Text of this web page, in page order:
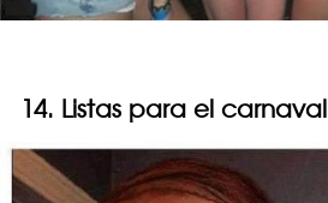
14. Listas para el carnaval